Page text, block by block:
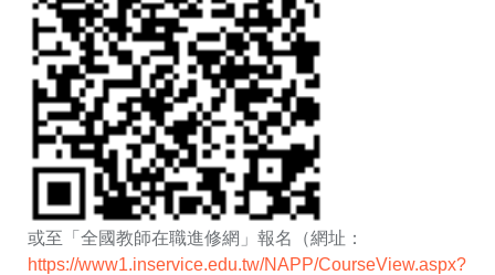
或至「全國教師在職進修網」報名（網址：
https://www1.inservice.edu.tw/NAPP/CourseView.aspx?